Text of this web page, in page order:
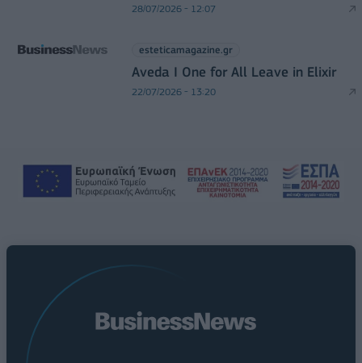
28/07/2026 - 12:07
esteticamagazine.gr
Aveda I One for All Leave in Elixir
22/07/2026 - 13:20